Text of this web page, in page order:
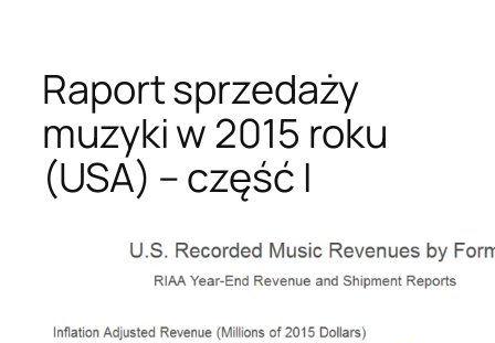
Raport sprzedaży
muzyki w 2015 roku
(USA) – część I